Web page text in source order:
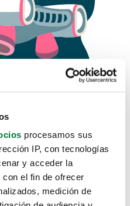
procesamos sus
IP, con tecnologías
y acceder la
el fin de ofrecer
medición de
como
aquí.